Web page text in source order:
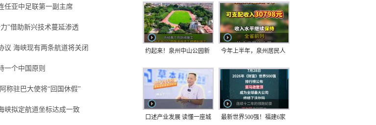
任亚中足联第一副主席
”借助新兴技术蔓延渗透
议 海峡现有两条航道将关闭
一个中国原则
称驻巴大使将“回国休假”
峡拟定航道坐标达成一致
约起来！泉州中山公园新 今年上半年，泉州居民人
口述产业发展 读懂一座城 最新世界500强！福建6家